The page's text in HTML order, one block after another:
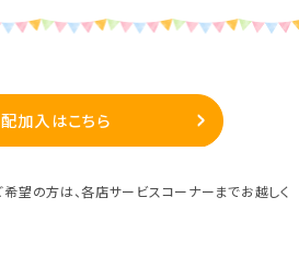
加入はこちら
希望の方は、各店サービスコーナーまでお越しく